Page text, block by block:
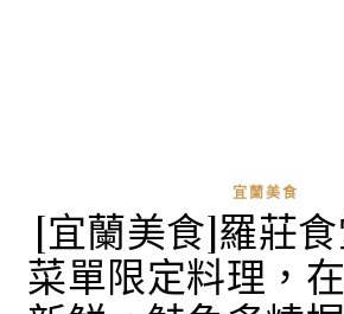
宜蘭美食
[宜蘭美食]羅莊
菜單限定料理，